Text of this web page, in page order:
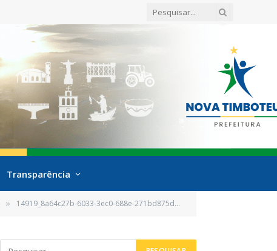
Transparência
» 14919_8a64c27b-6033-3ec0-688e-271bd875dc39